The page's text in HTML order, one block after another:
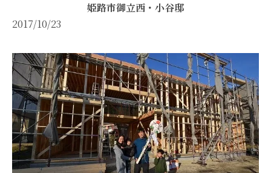
姫路市御立西・小谷邸
2017/10/23